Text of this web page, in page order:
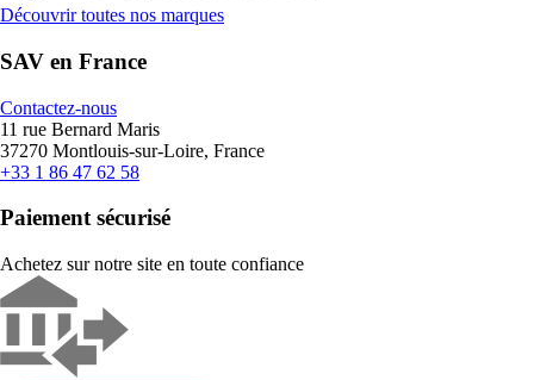
Découvrir toutes nos marques
SAV en France
Contactez-nous
11 rue Bernard Maris
37270 Montlouis-sur-Loire, France
+33 1 86 47 62 58
Paiement sécurisé
Achetez sur notre site en toute confiance